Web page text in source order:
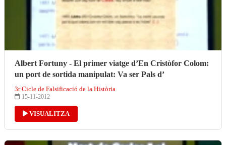
Albert Fortuny - El primer viatge d’En Cristòfor Colom:
un port de sortida manipulat: Va ser Pals d’
3r Cicle de Falsificació de la Història
15-11-2012
VISUALITZA